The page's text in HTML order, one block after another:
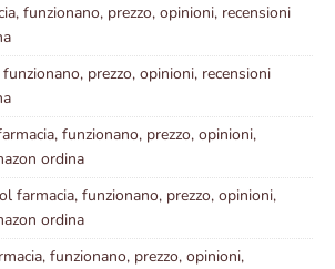
funzionano, prezzo, opinioni, recensioni
prezzo, opinioni, recensioni
funzionano, prezzo, opinioni,
ordina
farmacia, funzionano, prezzo, opinioni,
ordina
funzionano, prezzo, opinioni,